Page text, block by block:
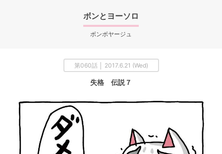
ボンとヨーソロ
ボンボヤージュ
第060話 │ 2017.6.21 (Wed)
失格 伝説７